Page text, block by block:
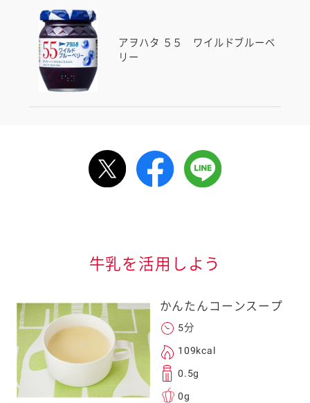
アヲハタ ５５ ワイルドブルーベ
リー
牛乳を活用しよう
かんたんコーンスープ
5分
109kcal
0.5g
0g